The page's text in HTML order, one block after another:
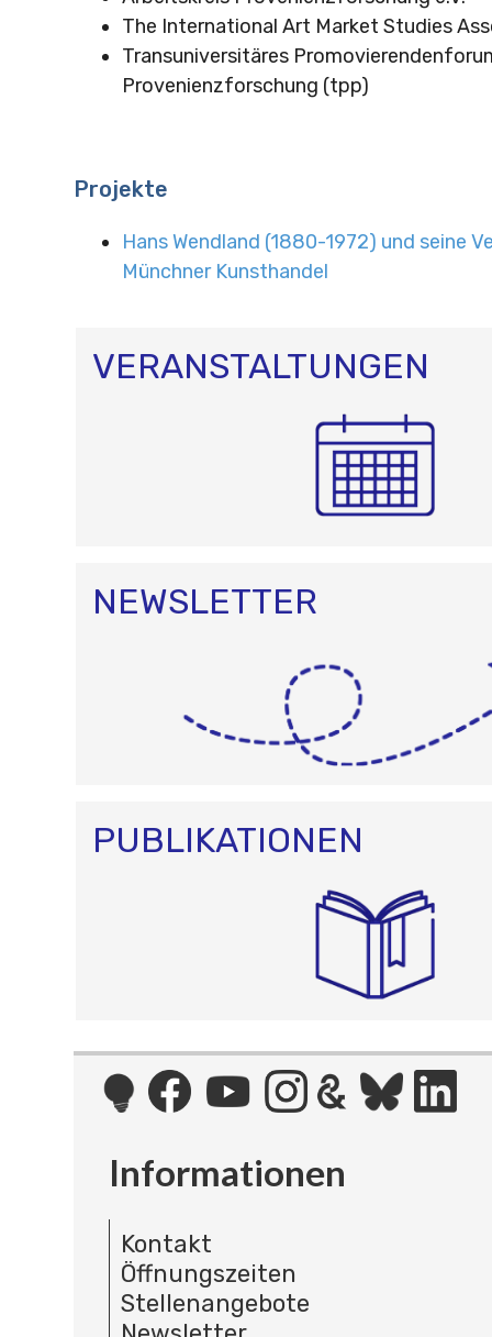
The International Art Market Studies
Transuniversitäres
Provenienzforschung (tpp)
Projekte
Hans Wendland (1880-1972) und seine
Münchner Kunsthandel
VERANSTALTUNGEN
NEWSLETTER
PUBLIKATIONEN
Informationen
Kontakt
Öffnungszeiten
Stellenangebote